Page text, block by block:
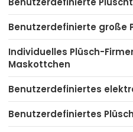
Benutzerdefinierte große
Individuelles Plüsch-
Maskottchen
Benutzerdefiniertes
Benutzerdefiniertes